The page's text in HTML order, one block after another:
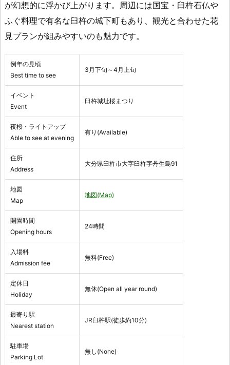
が幻想的に浮かび上がります。周辺には国宝・臼杵石仏や
ふぐ料理で有名な臼杵の城下町もあり、観光と合わせた花
見プランが組みやすいのも魅力です。
例年の見頃
Best time to see
3月下旬～4月上旬
イベント
Event
臼杵城址桜まつり
夜桜・ライトアップ
Able to see at evening
有り(Available)
住所
Address
大分県臼杵市大字臼杵字丹生島91
地図
Map
地図(Map)
開園時間
Opening hours
24時間
入場料
Admission fee
無料(Free)
定休日
Holiday
無休(Open all year round)
最寄り駅
Nearest station
JR臼杵駅(徒歩約10分)
駐車場
Parking Lot
無し(None)